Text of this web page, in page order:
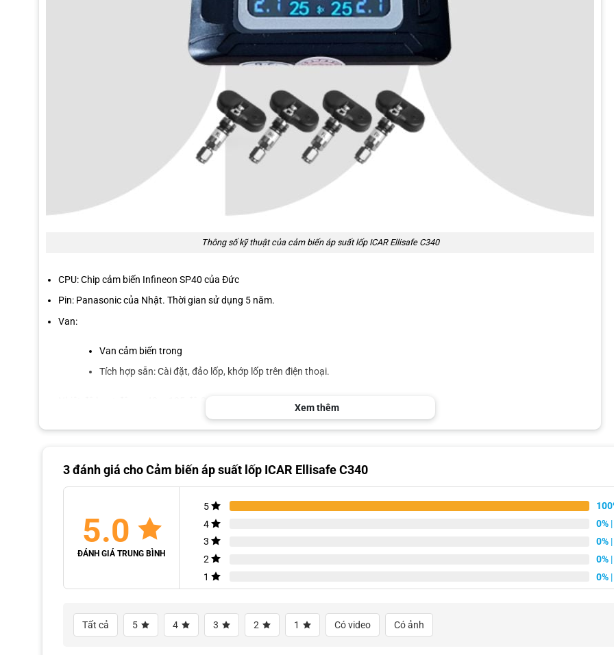
Thông số kỹ thuật của cảm biến áp suất lốp ICAR Ellisafe C340
CPU: Chip cảm biến Infineon SP40 của Đức
Pin: Panasonic của Nhật. Thời gian sử dụng 5 năm.
Van:
Van cảm biến trong
Tích hợp sẵn: Cài đặt, đảo lốp, khớp lốp trên điện thoại.
Dung sai nhiệt độ: ±3 độ C
Tần số truyền tải: 433.92 MHz
Tuổi thọ pin: 5 năm
Điện áp làm việc: 2,1 ~ 3,6V
Điện áp định mức: DC 12V
Tần số thu: 433.92 ± 0.1 MHz
Xem thêm
3 đánh giá choCảm biến áp suất lốp ICAR Ellisafe C340
5.0
ĐÁNH GIÁ TRUNG BÌNH
5
4
0%
3
0%
2
0%
1
0%
Tất cả 5 4 3 2 1 Có video Có ảnh